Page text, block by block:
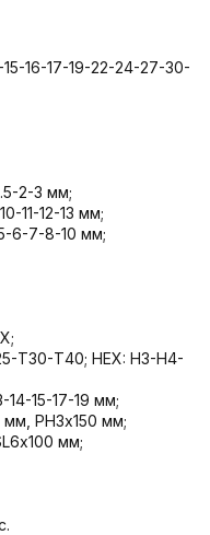
15-16-17-19-22-24-27-30-
2-3 мм;
11-12-13 мм;
6-7-8-10 мм;
Т30-Т40; HEX: Н3-Н4-
14-15-17-19 мм;
РН3х150 мм;
мм;